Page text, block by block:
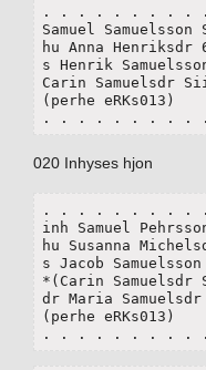
. . . . . . . . .
Samuel
hu Anna Henriksdr
s Henrik
Carin Samuelsdr
(perhe eRKs013)
. . . . . . . . .
020 Inhyses hjon
. . . . . . . . .
inh Samuel
hu Susanna
s Jacob
*(Carin Samuelsdr
dr Maria
(perhe eRKs013)
. . . . . . . . .